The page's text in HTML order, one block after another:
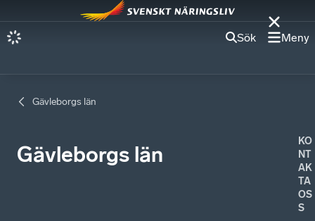
Sök Meny
Gävleborgs län
Gävleborgs län
KO
NT
AK
TA
OS
S